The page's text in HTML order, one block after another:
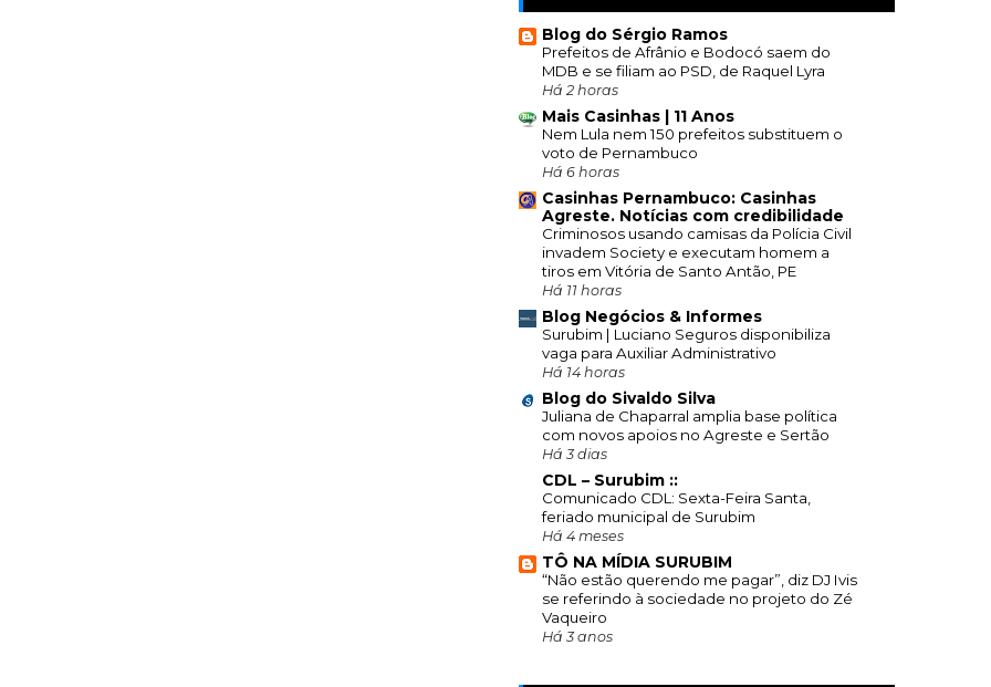
Blog do Sérgio Ramos
Prefeitos de Afrânio e Bodocó saem do
MDB e se filiam ao PSD, de Raquel Lyra
Há 2 horas
Mais Casinhas | 11 Anos
Nem Lula nem 150 prefeitos substituem o
voto de Pernambuco
Há 6 horas
Casinhas Pernambuco: Casinhas
Agreste. Notícias com credibilidade
Criminosos usando camisas da Polícia Civil
invadem Society e executam homem a
tiros em Vitória de Santo Antão, PE
Há 11 horas
Blog Negócios & Informes
Surubim | Luciano Seguros disponibiliza
vaga para Auxiliar Administrativo
Há 14 horas
Blog do Sivaldo Silva
Juliana de Chaparral amplia base política
com novos apoios no Agreste e Sertão
Há 3 dias
CDL – Surubim ::
Comunicado CDL: Sexta-Feira Santa,
feriado municipal de Surubim
Há 4 meses
TÔ NA MÍDIA SURUBIM
“Não estão querendo me pagar”, diz DJ Ivis
se referindo à sociedade no projeto do Zé
Vaqueiro
Há 3 anos